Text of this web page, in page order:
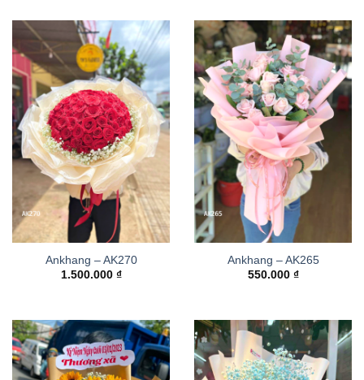
Ankhang – AK270
1.500.000 ₫
Ankhang – AK265
550.000 ₫